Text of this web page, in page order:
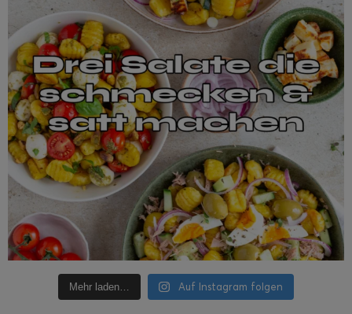
Mehr laden… Auf Instagram folgen